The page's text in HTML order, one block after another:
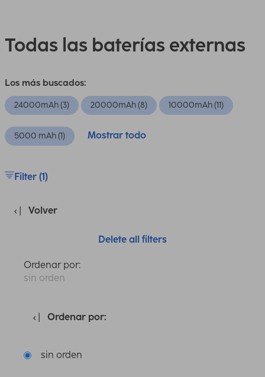
Todas las baterías externas
Los más buscados:
24000mAh (3) 20000mAh (8) 10000mAh (11)
5000 mAh (1) Mostrar todo
Filter (1)
Volver
Delete all filters
Ordenar por:
sin orden
Ordenar por:
sin orden